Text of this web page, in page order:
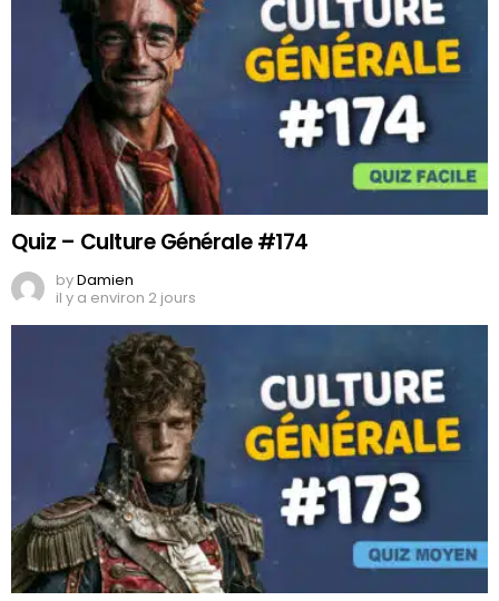
Quiz – Culture Générale #174
byDamien
il y a environ 2 jours